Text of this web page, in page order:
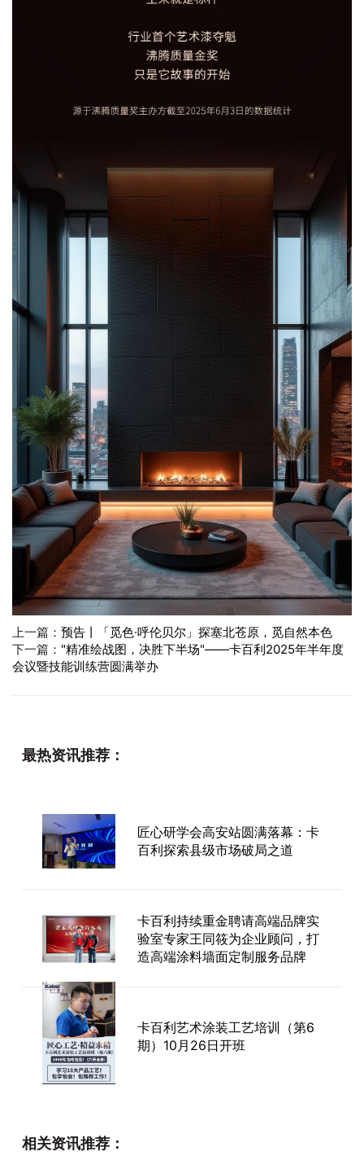
上一篇： 预告丨「觅色·呼伦贝尔」探塞北苍原，觅自然本色
下一篇： "精准绘战图，决胜下半场"——卡百利2025年半年度
会议暨技能训练营圆满举办
最热资讯推荐：
匠心研学会高安站圆满落幕：卡
百利探索县级市场破局之道
卡百利持续重金聘请高端品牌实
验室专家王同筱为企业顾问，打
造高端涂料墙面定制服务品牌
卡百利艺术涂装工艺培训（第6
期）10月26日开班
相关资讯推荐：